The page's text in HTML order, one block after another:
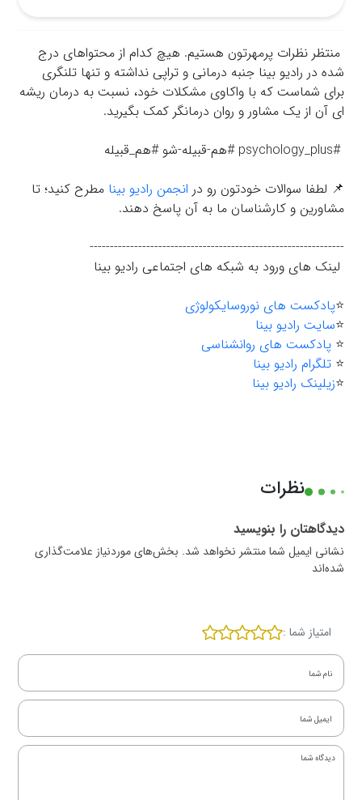
منتظر نظرات پرمهرتون هستیم. هیچ کدام از محتواهای درج
شده در رادیو بینا جنبه درمانی و تراپی نداشته و تنها تلنگری
برای شماست که با واکاوي مشکلات خود، نسبت به درمان ریشه
ای آن از یک مشاور و روان درمانگر کمک بگیرید.
#psychology_plus #هم-قبیله-شو #هم_قبیله
📌 لطفا سوالات خودتون رو در انجمن رادیو بینا مطرح کنید؛ تا
مشاورین و کارشناسان ما به آن پاسخ دهند.
---------------------------------------------------------------
لینک های ورود به شبکه های اجتماعی رادیو بینا
⭐️پادکست های نوروسایکولوژی
⭐️سایت رادیو بینا
⭐️پادکست های روانشناسی
⭐️تلگرام رادیو بینا
⭐️زیلینک رادیو بینا
نظرات
دیدگاهتان را بنویسید
نشانی ایمیل شما منتشر نخواهد شد. بخش‌های موردنیاز علامت‌گذاری
شده‌اند
امتیاز شما :